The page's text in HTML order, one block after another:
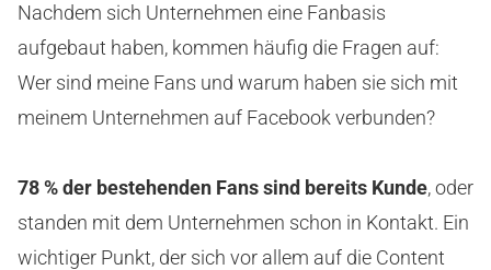
Nachdem sich Unternehmen eine Fanbasis
aufgebaut haben, kommen häufig die Fragen auf:
Wer sind meine Fans und warum haben sie sich mit
meinem Unternehmen auf Facebook verbunden?
78 % der bestehenden Fans sind bereits Kunde, oder
standen mit dem Unternehmen schon in Kontakt. Ein
wichtiger Punkt, der sich vor allem auf die Content